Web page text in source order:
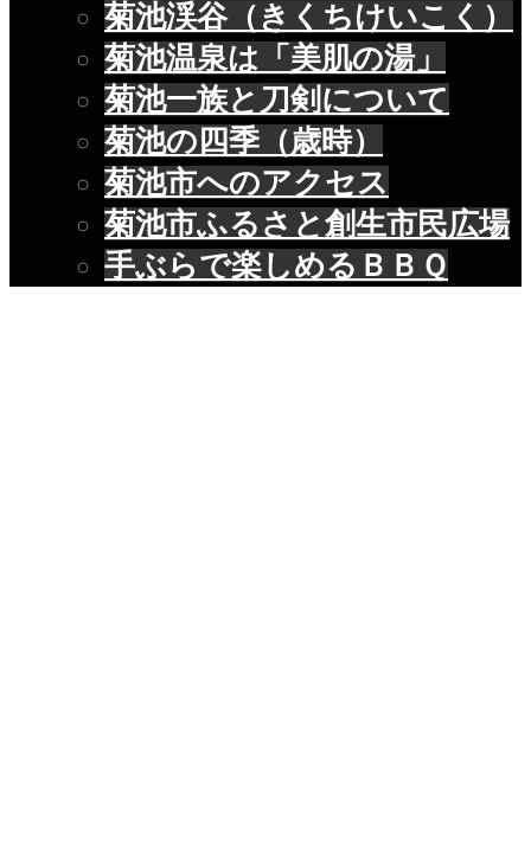
菊池渓谷（きくちけいこく）
菊池温泉は「美肌の湯」
菊池一族と刀剣について
菊池の四季（歳時）
菊池市へのアクセス
菊池市ふるさと創生市民広場
手ぶらで楽しめるＢＢＱ